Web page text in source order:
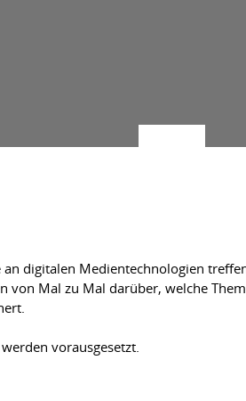
digitalen Medientechnologien
von Mal zu Mal darüber, welche
vorausgesetzt.